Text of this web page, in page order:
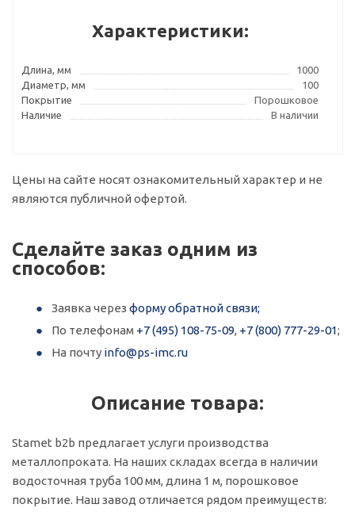
Характеристики:
Длина, мм
1000
Диаметр, мм
100
Покрытие
Порошковое
Наличие
В наличии
Цены на сайте носят ознакомительный характер и не
являются публичной офертой.
Сделайте заказ одним из
способов:
Заявка через форму обратной связи;
По телефонам +7 (495) 108-75-09, +7 (800) 777-29-01;
На почту info@ps-imc.ru
Описание товара:
Stamet b2b предлагает услуги производства
металлопроката. На наших складах всегда в наличии
водосточная труба 100 мм, длина 1 м, порошковое
покрытие. Наш завод отличается рядом преимуществ: